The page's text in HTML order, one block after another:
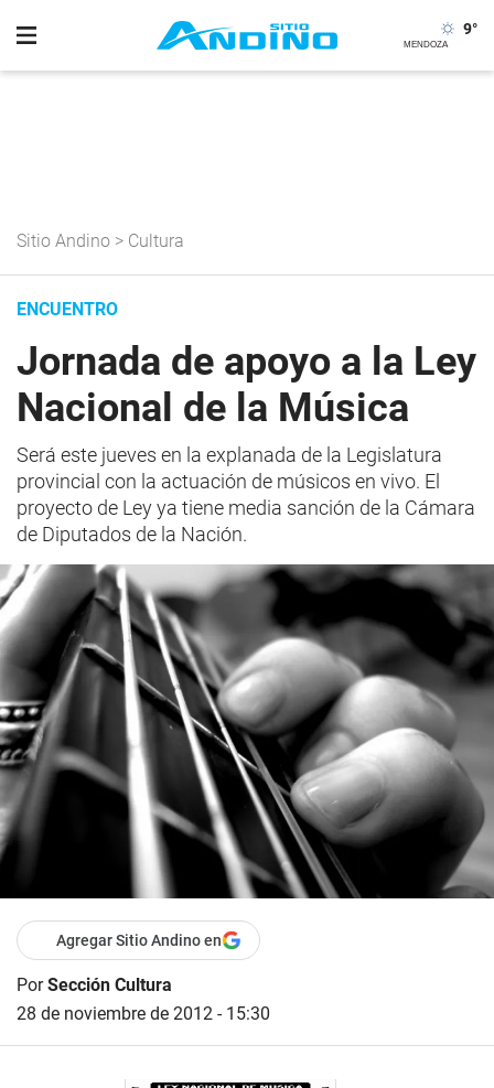
9°
Sitio Andino > Cultura
ENCUENTRO
Jornada de apoyo a la Ley
Nacional de la Música
Será este jueves en la explanada de la Legislatura
provincial con la actuación de músicos en vivo. El
proyecto de Ley ya tiene media sanción de la Cámara
de Diputados de la Nación.
Agregar Sitio Andino en
PorSección Cultura
28 de noviembre de 2012 - 15:30